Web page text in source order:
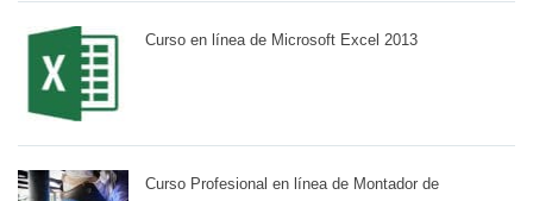
Curso en línea de Microsoft Excel 2013
Curso Profesional en línea de Montador de